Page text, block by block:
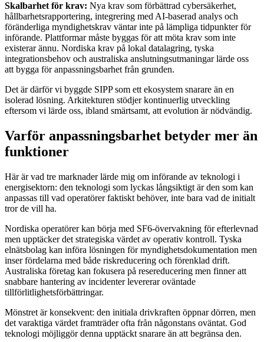
Skalbarhet för krav: Nya krav som förbättrad cybersäkerhet,
hållbarhetsrapportering, integrering med AI-baserad analys och
föränderliga myndighetskrav väntar inte på lämpliga tidpunkter för
införande. Plattformar måste byggas för att möta krav som inte
existerar ännu. Nordiska krav på lokal datalagring, tyska
integrationsbehov och australiska anslutningsutmaningar lärde oss
att bygga för anpassningsbarhet från grunden.
Det är därför vi byggde SIPP som ett ekosystem snarare än en
isolerad lösning. Arkitekturen stödjer kontinuerlig utveckling
eftersom vi lärde oss, ibland smärtsamt, att evolution är nödvändig.
Varför anpassningsbarhet betyder mer än
funktioner
Här är vad tre marknader lärde mig om införande av teknologi i
energisektorn: den teknologi som lyckas långsiktigt är den som kan
anpassas till vad operatörer faktiskt behöver, inte bara vad de initialt
tror de vill ha.
Nordiska operatörer kan börja med SF6-övervakning för efterlevnad
men upptäcker det strategiska värdet av operativ kontroll. Tyska
elnätsbolag kan införa lösningen för myndighetsdokumentation men
inser fördelarna med både riskreducering och förenklad drift.
Australiska företag kan fokusera på resereducering men finner att
snabbare hantering av incidenter levererar oväntade
tillförlitlighetsförbättringar.
Mönstret är konsekvent: den initiala drivkraften öppnar dörren, men
det varaktiga värdet framträder ofta från någonstans oväntat. God
teknologi möjliggör denna upptäckt snarare än att begränsa den.